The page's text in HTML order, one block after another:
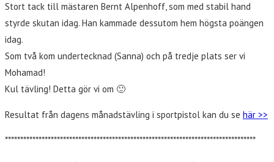
Stort tack till mästaren Bernt Alpenhoff, som med stabil hand
styrde skutan idag. Han kammade dessutom hem högsta poängen
idag.
Som två kom undertecknad (Sanna) och på tredje plats ser vi
Mohamad!
Kul tävling! Detta gör vi om 🙂
Resultat från dagens månadstävling i sportpistol kan du se här >>
**********************************************************************************